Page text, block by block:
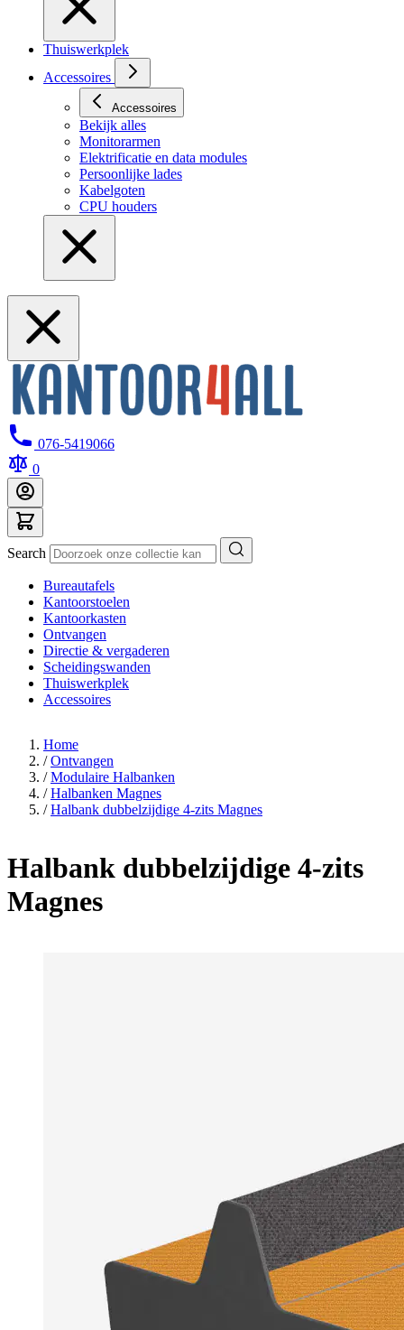
Thuiswerkplek
Accessoires
Accessoires
Bekijk alles
Monitorarmen
Elektrificatie en data modules
Persoonlijke lades
Kabelgoten
CPU houders
076-5419066
0
Search
Bureautafels
Kantoorstoelen
Kantoorkasten
Ontvangen
Directie & vergaderen
Scheidingswanden
Thuiswerkplek
Accessoires
Home
/ Ontvangen
/ Modulaire Halbanken
/ Halbanken Magnes
/ Halbank dubbelzijdige 4-zits Magnes
Halbank dubbelzijdige 4-zits
Magnes